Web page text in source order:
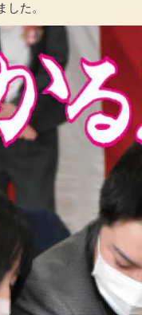
た。